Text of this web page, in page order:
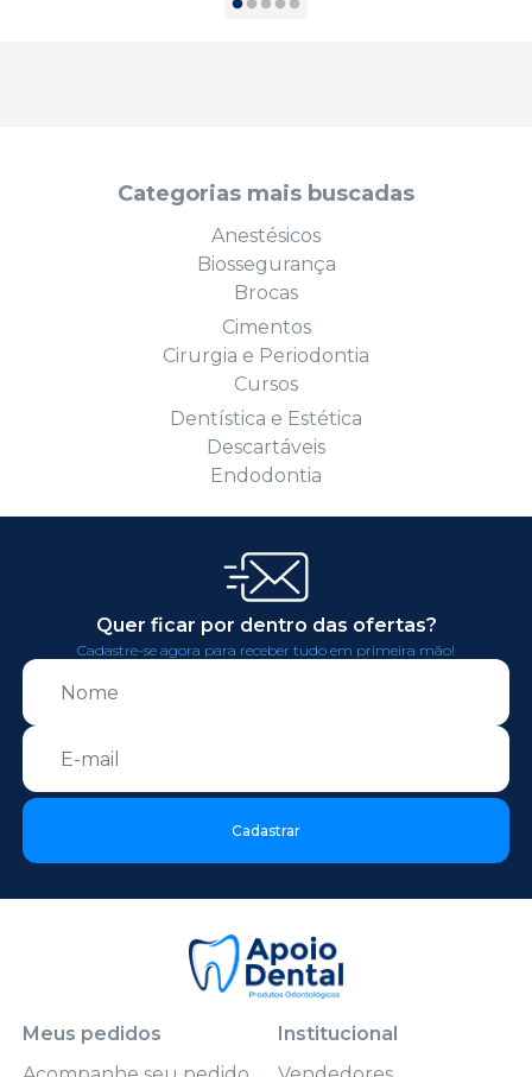
Categorias mais buscadas
Anestésicos
Biossegurança
Brocas
Cimentos
Cirurgia e Periodontia
Cursos
Dentística e Estética
Descartáveis
Endodontia
Quer ficar por dentro das ofertas?
Cadastre-se agora para receber tudo em primeira mão!
Cadastrar
Meus pedidos
Institucional